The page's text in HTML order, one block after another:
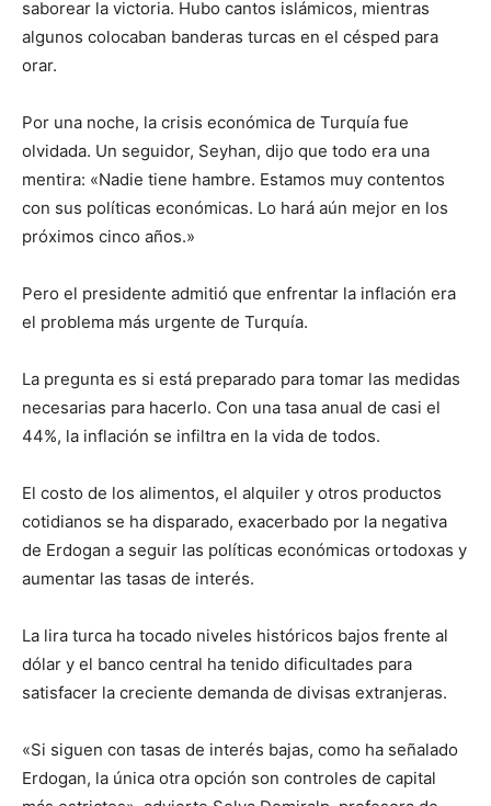
saborear la victoria. Hubo cantos islámicos, mientras
algunos colocaban banderas turcas en el césped para
orar.
Por una noche, la crisis económica de Turquía fue
olvidada. Un seguidor, Seyhan, dijo que todo era una
mentira: «Nadie tiene hambre. Estamos muy contentos
con sus políticas económicas. Lo hará aún mejor en los
próximos cinco años.»
Pero el presidente admitió que enfrentar la inflación era
el problema más urgente de Turquía.
La pregunta es si está preparado para tomar las medidas
necesarias para hacerlo. Con una tasa anual de casi el
44%, la inflación se infiltra en la vida de todos.
El costo de los alimentos, el alquiler y otros productos
cotidianos se ha disparado, exacerbado por la negativa
de Erdogan a seguir las políticas económicas ortodoxas y
aumentar las tasas de interés.
La lira turca ha tocado niveles históricos bajos frente al
dólar y el banco central ha tenido dificultades para
satisfacer la creciente demanda de divisas extranjeras.
«Si siguen con tasas de interés bajas, como ha señalado
Erdogan, la única otra opción son controles de capital